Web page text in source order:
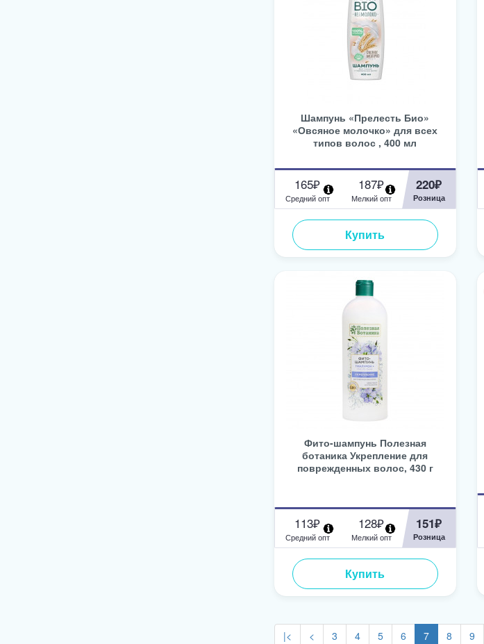
Шампунь «Прелесть Био»
«Овсяное молочко» для всех
типов волос , 400 мл
165₽
Средний опт
187₽
Мелкий опт
220₽
Розница
Купить
Фито-шампунь Полезная
ботаника Укрепление для
поврежденных волос, 430 г
113₽
Средний опт
128₽
Мелкий опт
151₽
Розница
Купить
|< < 3 4 5 6 7 8 9